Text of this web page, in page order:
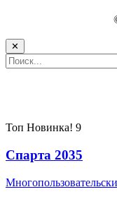
✕
Топ Новинка! 9
Спарта 2035